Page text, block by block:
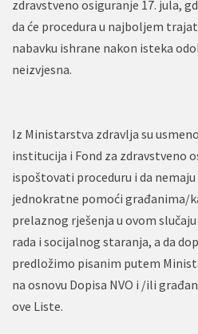
zdravstveno osiguranje 17. jula,
da će procedura u najboljem
nabavku ishrane nakon isteka
neizvjesna.
Iz Ministarstva zdravlja su
institucija i Fond za zdravstveno
ispoštovati proceduru i da
jednokratne pomoći građanima/
prelaznog rješenja u ovom
rada i socijalnog staranja, a da
predložimo pisanim putem
na osnovu Dopisa NVO i /ili
ove Liste.